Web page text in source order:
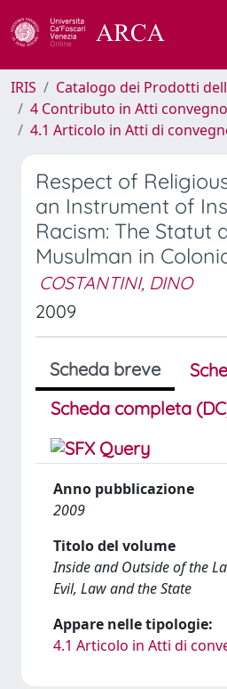
IRIS
Catalogo dei Prodotti
4 Contributo in Atti convegno
4.1 Articolo in Atti di
Respect of
an Instrument of
Racism: The Statut
Musulman in
COSTANTINI, DINO
2009
Scheda breve
Scheda completa
Anno pubblicazione
2009
Titolo del volume
Inside and Outside of the
Evil, Law and the State
Appare nelle tipologie:
4.1 Articolo in Atti di